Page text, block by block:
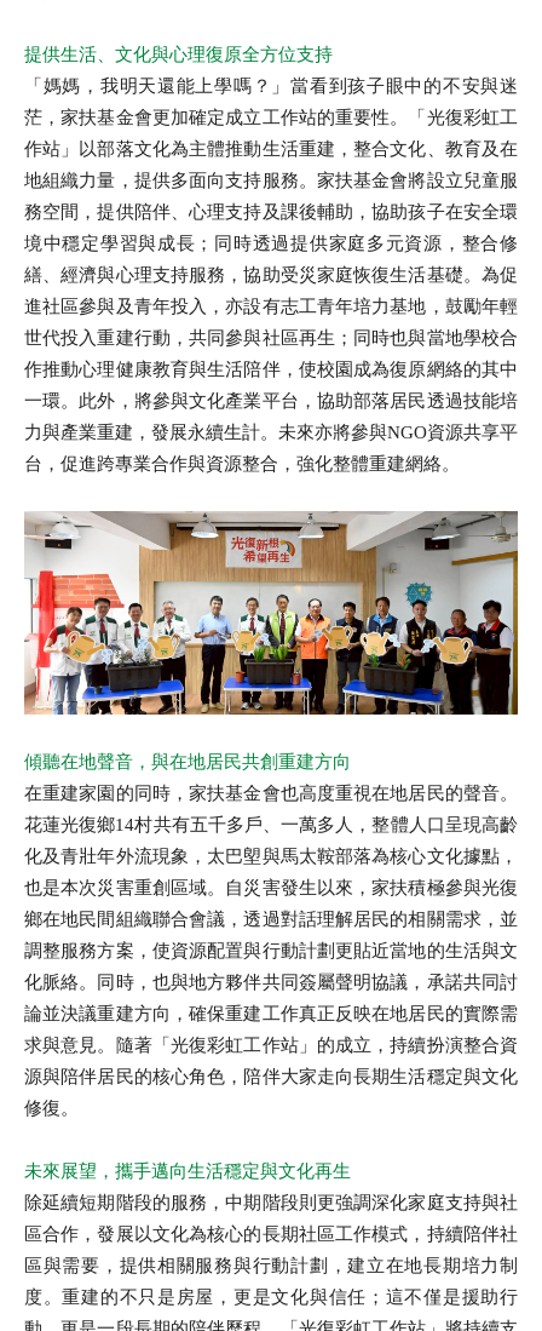
全文檢索
搜尋
提供生活、文化與心理復原全方位支持
「媽媽，我明天還能上學嗎？」當看到孩子眼中的不安與迷
茫，家扶基金會更加確定成立工作站的重要性。「光復彩虹工
作站」以部落文化為主體推動生活重建，整合文化、教育及在
地組織力量，提供多面向支持服務。家扶基金會將設立兒童服
務空間，提供陪伴、心理支持及課後輔助，協助孩子在安全環
境中穩定學習與成長；同時透過提供家庭多元資源，整合修
繕、經濟與心理支持服務，協助受災家庭恢復生活基礎。為促
進社區參與及青年投入，亦設有志工青年培力基地，鼓勵年輕
世代投入重建行動，共同參與社區再生；同時也與當地學校合
作推動心理健康教育與生活陪伴，使校園成為復原網絡的其中
一環。此外，將參與文化產業平台，協助部落居民透過技能培
力與產業重建，發展永續生計。未來亦將參與NGO資源共享平
台，促進跨專業合作與資源整合，強化整體重建網絡。
傾聽在地聲音，與在地居民共創重建方向
在重建家園的同時，家扶基金會也高度重視在地居民的聲音。
花蓮光復鄉14村共有五千多戶、一萬多人，整體人口呈現高齡
化及青壯年外流現象，太巴塱與馬太鞍部落為核心文化據點，
也是本次災害重創區域。自災害發生以來，家扶積極參與光復
鄉在地民間組織聯合會議，透過對話理解居民的相關需求，並
調整服務方案，使資源配置與行動計劃更貼近當地的生活與文
化脈絡。同時，也與地方夥伴共同簽屬聲明協議，承諾共同討
論並決議重建方向，確保重建工作真正反映在地居民的實際需
求與意見。隨著「光復彩虹工作站」的成立，持續扮演整合資
源與陪伴居民的核心角色，陪伴大家走向長期生活穩定與文化
修復。
未來展望，攜手邁向生活穩定與文化再生
除延續短期階段的服務，中期階段則更強調深化家庭支持與社
區合作，發展以文化為核心的長期社區工作模式，持續陪伴社
區與需要，提供相關服務與行動計劃，建立在地長期培力制
度。重建的不只是房屋，更是文化與信任；這不僅是援助行